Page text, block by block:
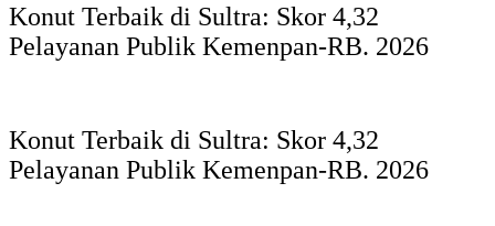
Konut Terbaik di Sultra: Skor 4,32
Pelayanan Publik Kemenpan-RB. 2026
Konut Terbaik di Sultra: Skor 4,32
Pelayanan Publik Kemenpan-RB. 2026